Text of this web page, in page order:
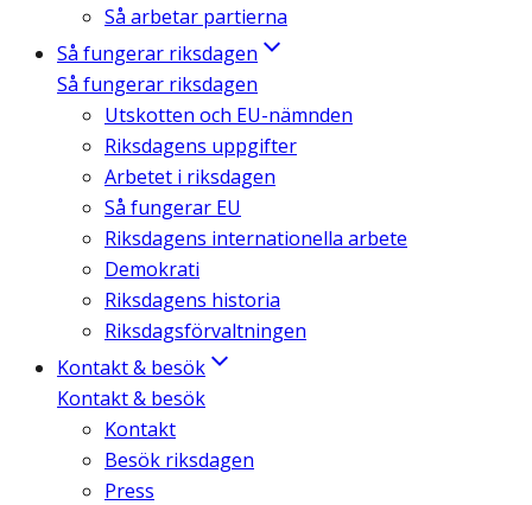
Så arbetar partierna
Så fungerar riksdagen
Så fungerar riksdagen
Utskotten och EU-nämnden
Riksdagens uppgifter
Arbetet i riksdagen
Så fungerar EU
Riksdagens internationella arbete
Demokrati
Riksdagens historia
Riksdagsförvaltningen
Kontakt & besök
Kontakt & besök
Kontakt
Besök riksdagen
Press